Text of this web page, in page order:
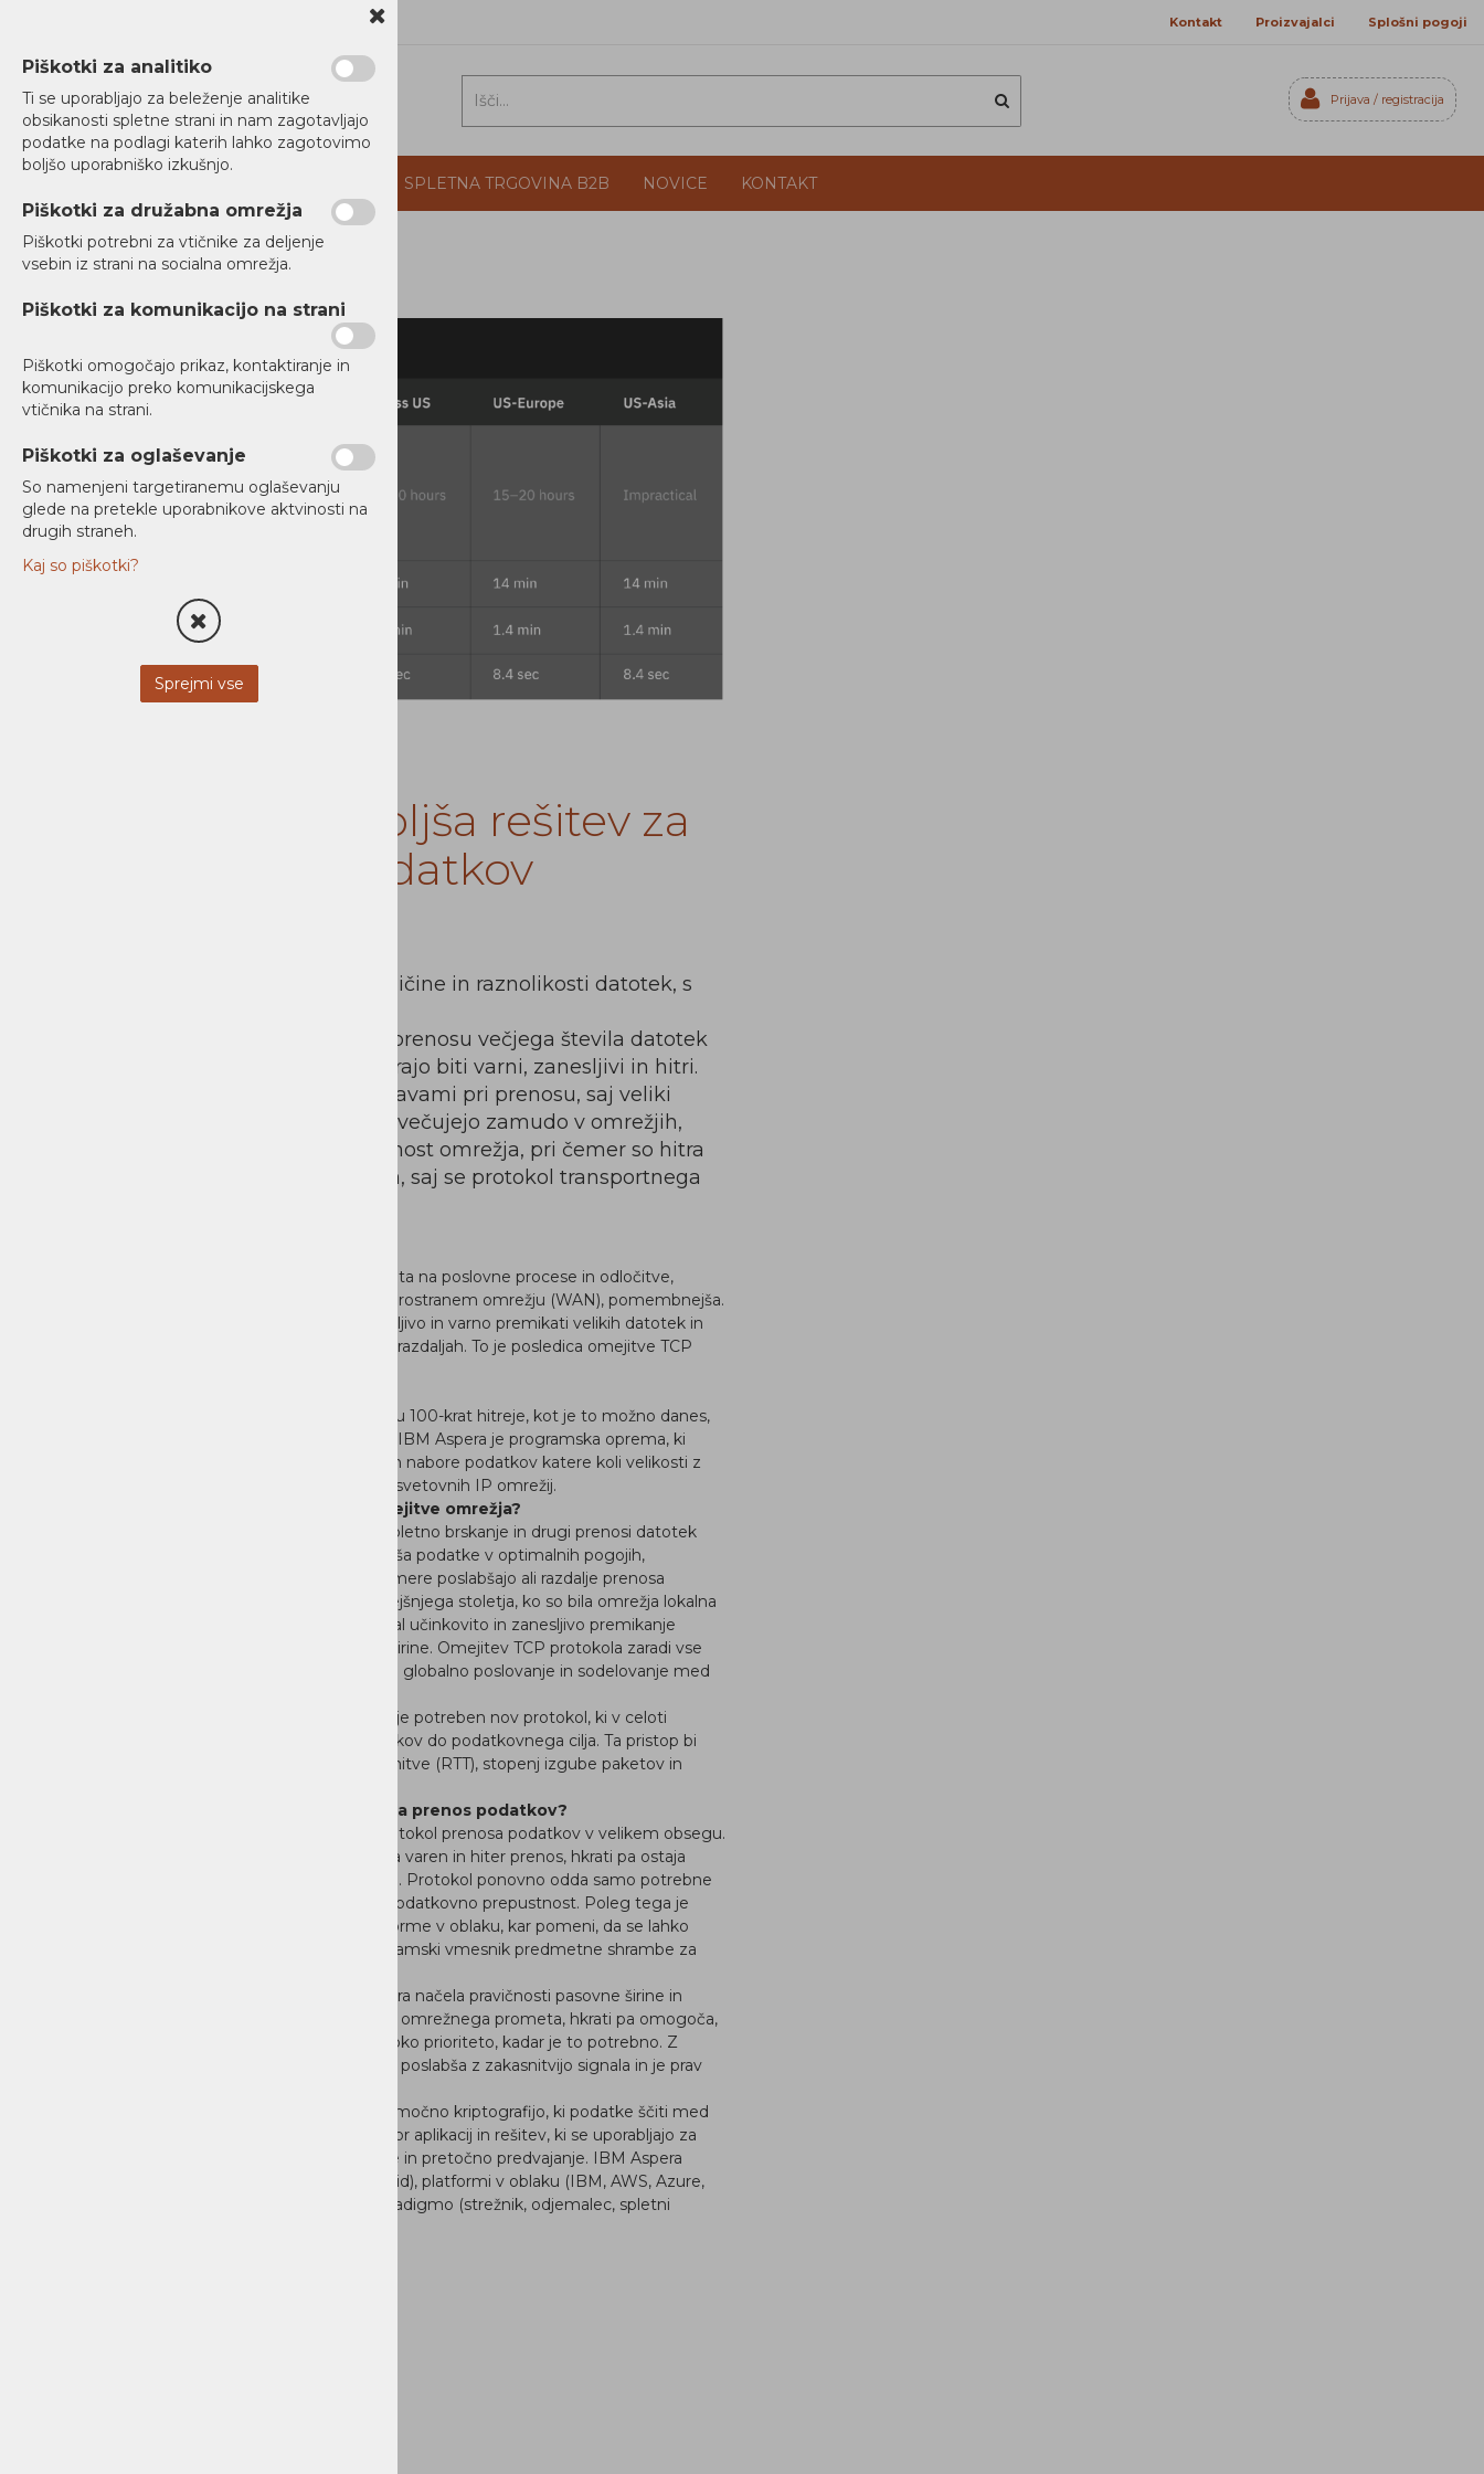
Kontakt Proizvajalci Splošni pogoji
Registriraj se
Prijava / registracija
SPLETNA TRGOVINA B2B NOVICE KONTAKT
IBM Aspera: najboljša rešitev za
prenos velikih podatkov
Podjetja se spopadajo s hitro rastjo količine in raznolikosti datotek, s
Povečalo se je tudi povpraševanju po prenosu večjega števila datotek
znotraj in izven podjetij. Ti prenosi morajo biti varni, zanesljivi in hitri.
Nekatera podjetja se že srečujejo s težavami pri prenosu, saj veliki
prenosi datotek pri večjih razdaljah povečujejo zamudo v omrežjih,
izgubo paketov in vplivajo na prepustnost omrežja, pri čemer so hitra
in namenska omrežja enako prizadeta, saj se protokol transportnega
Ker velikost in obseg podatkov neposredno vplivata na poslovne procese in odločitve,
postaja hitrost, s katero se podatki premikajo po prostranem omrežju (WAN), pomembnejša.
Večina današnjih orodij v uporabi ne morejo zanesljivo in varno premikati velikih datotek in
večjih količin podatkov z veliko hitrostjo pri daljših razdaljah. To je posledica omejitve TCP
Možnost premikanja podatkov kamor koli na svetu 100-krat hitreje, kot je to možno danes,
bi močno spremenilo podobo sodobne industrije. IBM Aspera je programska oprema, ki
uporabnikom omogoča prenos kritičnih datotek in nabore podatkov katere koli velikosti z
največjo hitrostjo prek obstoječe infrastrukture in svetovnih IP omrežij.
IBM Aspera: kako jim je uspelo premagati omejitve omrežja?
Na splošno se FTP standard za prenos datotek, spletno brskanje in drugi prenosi datotek
zanašajo na TCP protokol. Slednji zanesljivo prenaša podatke v optimalnih pogojih,
zmogljivost pa začne upadati, ko se omrežne razmere poslabšajo ali razdalje prenosa
povečajo. TCP je bil prvotno razvit v 70-ih letih prejšnjega stoletja, ko so bila omrežja lokalna
in podatkovne datoteke majhne. TPC je omogočal učinkovito in zanesljivo premikanje
podatkov po LAN omrežjih z zelo malo pasovne širine. Omejitev TCP protokola zaradi vse
večje velikosti in obsega datotek močno vpliva na globalno poslovanje in sodelovanje med
Za prenos obsežnih podatkov z največjo hitrostjo je potreben nov protokol, ki v celoti
izkorišča razpoložljivo pasovno širino od vira podatkov do podatkovnega cilja. Ta pristop bi
moral obravnavati velik razpon omrežnih časov vrnitve (RTT), stopenj izgube paketov in
Zakaj je IBM Aspera FASP boljša tehnologija za prenos podatkov?
IBM® Aspera® FASP® je tehnologija oziroma protokol prenosa podatkov v velikem obsegu.
Implementirana je na aplikativni ravni in zagotavlja varen in hiter prenos, hkrati pa ostaja
združljiva z obstoječim omrežjem in infrastrukturo. Protokol ponovno odda samo potrebne
podatke, ki še niso na poti, kar zagotavlja 100 % podatkovno prepustnost. Poleg tega je
FASP® protokol vgrajen v vse vodilne javne platforme v oblaku, kar pomeni, da se lahko
prenosi podatkov neposredno zapisujejo na programski vmesnik predmetne shrambe za
Nadzor hitrosti integriran v protokol FASP® podpira načela pravičnosti pasovne širine in
izogibanja prezasedenosti ob prisotnosti drugega omrežnega prometa, hkrati pa omogoča,
da se večja pasovna širina dodeli za prenose z visoko prioriteto, kadar je to potrebno. Z
uporabo Aspere se učinkovitost pasovne širine ne poslabša z zakasnitvijo signala in je prav
IBM Aspera FASP® šifrira podatke uporabnikov z močno kriptografijo, ki podatke ščiti med
prenosom in mirovanjem. Na voljo je celoten nabor aplikacij in rešitev, ki se uporabljajo za
prenos, sinhronizacijo, avtomatizacijo, sodelovanje in pretočno predvajanje. IBM Aspera
deluje v kateri koli infrastrukturi (lokalni, oblak, hibrid), platformi v oblaku (IBM, AWS, Azure,
Google) in operacijskem sistemu, ne glede na paradigmo (strežnik, odjemalec, spletni
Piškotki za analitiko
Ti se uporabljajo za beleženje analitike
obsikanosti spletne strani in nam zagotavljajo
podatke na podlagi katerih lahko zagotovimo
boljšo uporabniško izkušnjo.
Piškotki za družabna omrežja
Piškotki potrebni za vtičnike za deljenje
vsebin iz strani na socialna omrežja.
Piškotki za komunikacijo na strani
Piškotki omogočajo prikaz, kontaktiranje in
komunikacijo preko komunikacijskega
vtičnika na strani.
Piškotki za oglaševanje
So namenjeni targetiranemu oglaševanju
glede na pretekle uporabnikove aktvinosti na
drugih straneh.
Kaj so piškotki?
Sprejmi vse